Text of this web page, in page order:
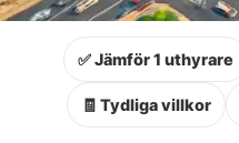
✅ Jämför 1 uthyrare
🧾 Tydliga villkor